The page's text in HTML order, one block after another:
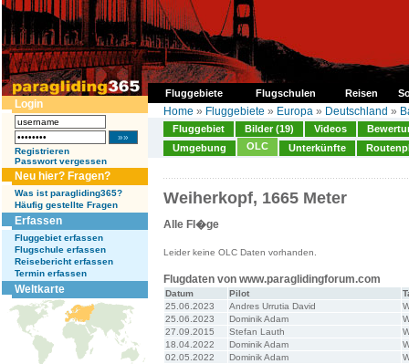
Fluggebiete Flugschulen Reisen
Login
Registrieren
Passwort vergessen
Neu hier? Fragen?
Was ist paragliding365?
Häufig gestellte Fragen
Erfassen
Fluggebiet erfassen
Flugschule erfassen
Reisebericht erfassen
Termin erfassen
Weltkarte
Home » Fluggebiete » Europa » Deutschland »
Fluggebiet Bilder (19) Videos
Umgebung
OLC Unterkünfte
Weiherkopf, 1665 Meter
Alle Fl�ge
Leider keine OLC Daten vorhanden.
Flugdaten von www.paraglidingforum.com
Datum Pilot
25.06.2023
Andres Urrutia David
25.06.2023
Dominik Adam
27.09.2015
Stefan Lauth
18.04.2022
Dominik Adam
02.05.2022
Dominik Adam